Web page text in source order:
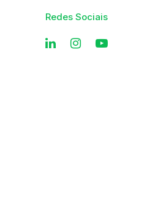
Redes Sociais